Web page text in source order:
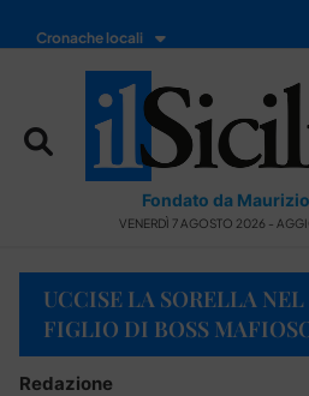
Cronache locali
Fondato da
VENERDÌ 7 AGOSTO 2026 -
UCCISE LA SORELLA NEL
FIGLIO DI BOSS
Redazione